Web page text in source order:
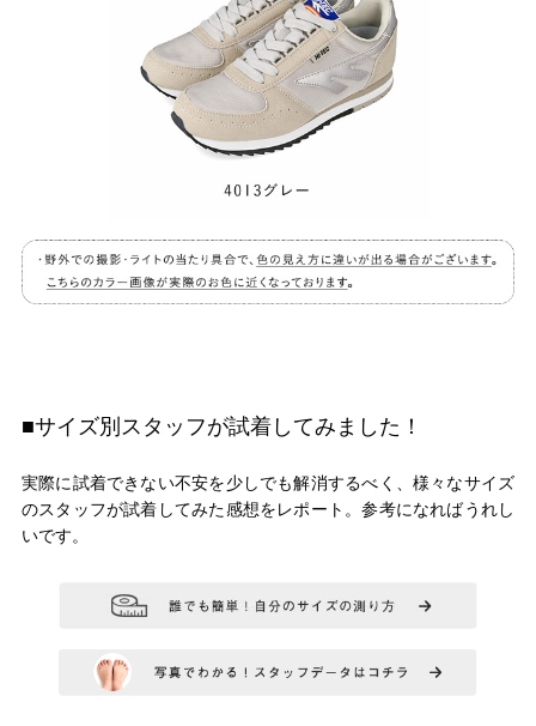
■サイズ別スタッフが試着してみました！
実際に試着できない不安を少しでも解消するべく、様々なサイズ
のスタッフが試着してみた感想をレポート。参考になればうれし
いです。